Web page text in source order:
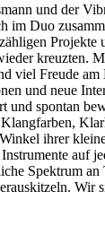
und der
im Duo
Projekte
kreuzten.
viel Freude am
und neue
und spontan
ihrer
auf
Spektrum an
Wir